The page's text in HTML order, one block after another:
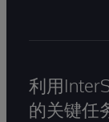
利用
的关键任